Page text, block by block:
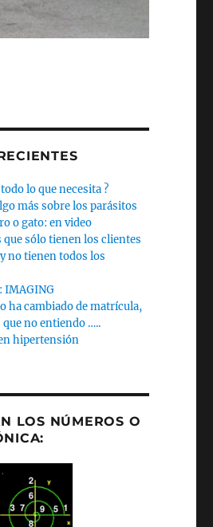
lo que necesita ?
más sobre los parásitos
o gato: en video
que sólo tienen los clientes
no tienen todos los
IMAGING
ha cambiado de matrícula,
que no entiendo …..
hipertensión
LOS NÚMEROS O